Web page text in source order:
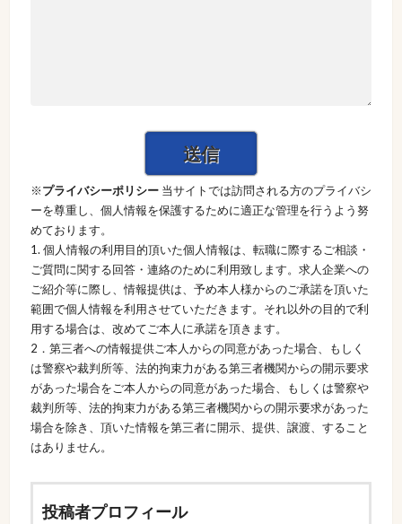
※プライバシーポリシー当サイトでは訪問される方のプライバシ
ーを尊重し、個人情報を保護するために適正な管理を行うよう努
めております。
1. 個人情報の利用目的頂いた個人情報は、転職に際するご相談・
ご質問に関する回答・連絡のために利用致します。求人企業への
ご紹介等に際し、情報提供は、予め本人様からのご承諾を頂いた
範囲で個人情報を利用させていただきます。それ以外の目的で利
用する場合は、改めてご本人に承諾を頂きます。
2．第三者への情報提供ご本人からの同意があった場合、もしく
は警察や裁判所等、法的拘束力がある第三者機関からの開示要求
があった場合をご本人からの同意があった場合、もしくは警察や
裁判所等、法的拘束力がある第三者機関からの開示要求があった
場合を除き、頂いた情報を第三者に開示、提供、譲渡、すること
はありません。
投稿者プロフィール